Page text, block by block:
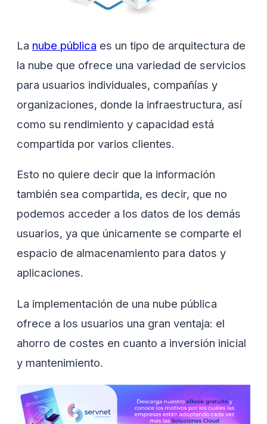
La nube pública es un tipo de arquitectura de
la nube que ofrece una variedad de servicios
para usuarios individuales, compañías y
organizaciones, donde la infraestructura, así
como su rendimiento y capacidad está
compartida por varios clientes.
Esto no quiere decir que la información
también sea compartida, es decir, que no
podemos acceder a los datos de los demás
usuarios, ya que únicamente se comparte el
espacio de almacenamiento para datos y
aplicaciones.
La implementación de una nube pública
ofrece a los usuarios una gran ventaja: el
ahorro de costes en cuanto a inversión inicial
y mantenimiento.